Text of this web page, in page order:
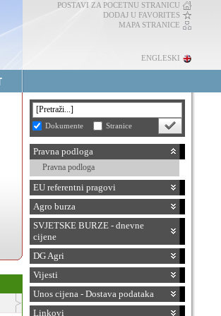
POSTAVI ZA POCETNU STRANICU
DODAJ U FAVORITES
MAPA STRANICE
ENGLESKI
Dokumente Stranice
Pravna podloga
Pravna podloga
EU referentni pragovi
Agro burza
SVJETSKE BURZE - dnevne
cijene
DG Agri
Vijesti
Unos cijena - Dostava podataka
Linkovi